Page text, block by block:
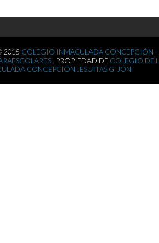
2015 COLEGIO INMACULADA CONCEPCIÓN -
. PROPIEDAD DE COLEGIO DE
CONCEPCIÓN JESUITAS GIJÓN